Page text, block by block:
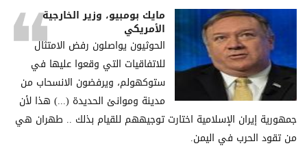
مايك بومبيو، وزير الخارجية
الأمريكي
الحوثيون يواصلون رفض الامتثال
للاتفاقيات التي وقعوا عليها في
ستوكهولم، ويرفضون الانسحاب من
مدينة وموانئ الحديدة (...) هذا لأن
جمهورية إيران الإسلامية اختارت توجيههم للقيام بذلك .. طهران هي
من تقود الحرب في اليمن.